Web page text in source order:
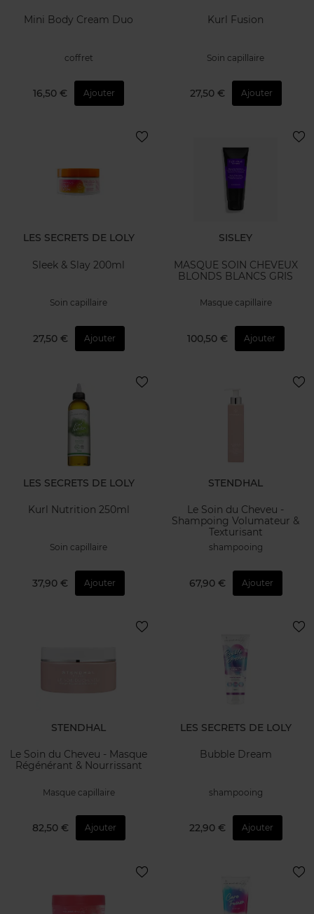
Mini Body Cream Duo
coffret
16,50 € Ajouter
Kurl Fusion
Soin capillaire
27,50 € Ajouter
LES SECRETS DE LOLY
Sleek & Slay 200ml
Soin capillaire
27,50 € Ajouter
SISLEY
MASQUE SOIN CHEVEUX
BLONDS BLANCS GRIS
Masque capillaire
100,50 € Ajouter
LES SECRETS DE LOLY
Kurl Nutrition 250ml
Soin capillaire
37,90 € Ajouter
STENDHAL
Le Soin du Cheveu -
Shampoing Volumateur &
Texturisant
shampooing
67,90 € Ajouter
STENDHAL
Le Soin du Cheveu - Masque
Régénérant & Nourrissant
Masque capillaire
82,50 € Ajouter
LES SECRETS DE LOLY
Bubble Dream
shampooing
22,90 € Ajouter